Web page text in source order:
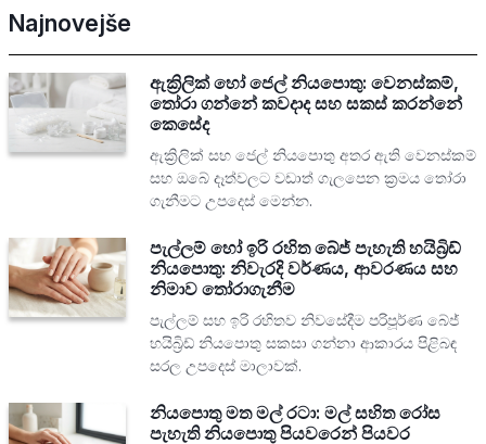
Najnovejše
ඇක්‍රිලික් හෝ ජෙල් නියපොතු: වෙනස්කම්,
තෝරා ගන්නේ කවදාද සහ සකස් කරන්නේ
කෙසේද
ඇක්‍රිලික් සහ ජෙල් නියපොතු අතර ඇති වෙනස්කම්
සහ ඔබේ දෑත්වලට වඩාත් ගැලපෙන ක්‍රමය තෝරා
ගැනීමට උපදෙස් මෙන්න.
පැල්ලම් හෝ ඉරි රහිත බේජ් පැහැති හයිබ්‍රිඩ්
නියපොතු: නිවැරදි වර්ණය, ආවරණය සහ
නිමාව තෝරාගැනීම
පැල්ලම් සහ ඉරි රහිතව නිවසේදීම පරිපූර්ණ බේජ්
හයිබ්‍රිඩ් නියපොතු සකසා ගන්නා ආකාරය පිළිබඳ
සරල උපදෙස් මාලාවක්.
නියපොතු මත මල් රටා: මල් සහිත රෝස
පැහැති නියපොතු පියවරෙන් පියවර